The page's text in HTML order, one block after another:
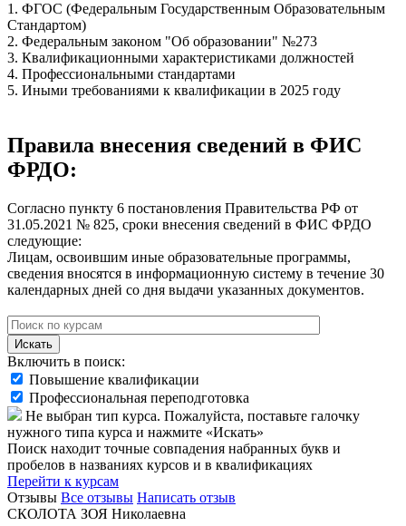
1. ФГОС (Федеральным Государственным Образовательным
Стандартом)
2. Федеральным законом "Об образовании" №273
3. Квалификационными характеристиками должностей
4. Профессиональными стандартами
5. Иными требованиями к квалификации в 2025 году
Правила внесения сведений в ФИС
ФРДО:
Согласно пункту 6 постановления Правительства РФ от
31.05.2021 № 825, сроки внесения сведений в ФИС ФРДО
следующие:
Лицам, освоившим иные образовательные программы,
сведения вносятся в информационную систему в течение 30
календарных дней со дня выдачи указанных документов.
Искать
Включить в поиск:
Повышение квалификации
Профессиональная переподготовка
Не выбран тип курса. Пожалуйста, поставьте галочку
нужного типа курса и нажмите «Искать»
Поиск находит точные совпадения набранных букв и
пробелов в названиях курсов и в квалификациях
Перейти к курсам
Отзывы Все отзывы Написать отзыв
СКОЛОТА ЗОЯ Николаевна